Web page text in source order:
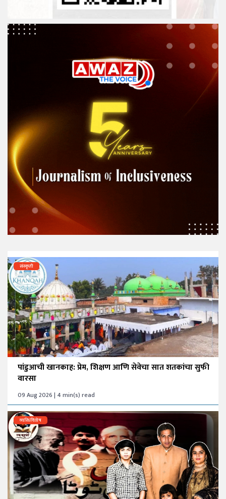
संस्कृती
पांडुआची खानकाह: प्रेम, शिक्षण आणि सेवेचा सात शतकांचा सुफी
वारसा
09 Aug 2026 | 4 min(s) read
व्यक्तिविशेष